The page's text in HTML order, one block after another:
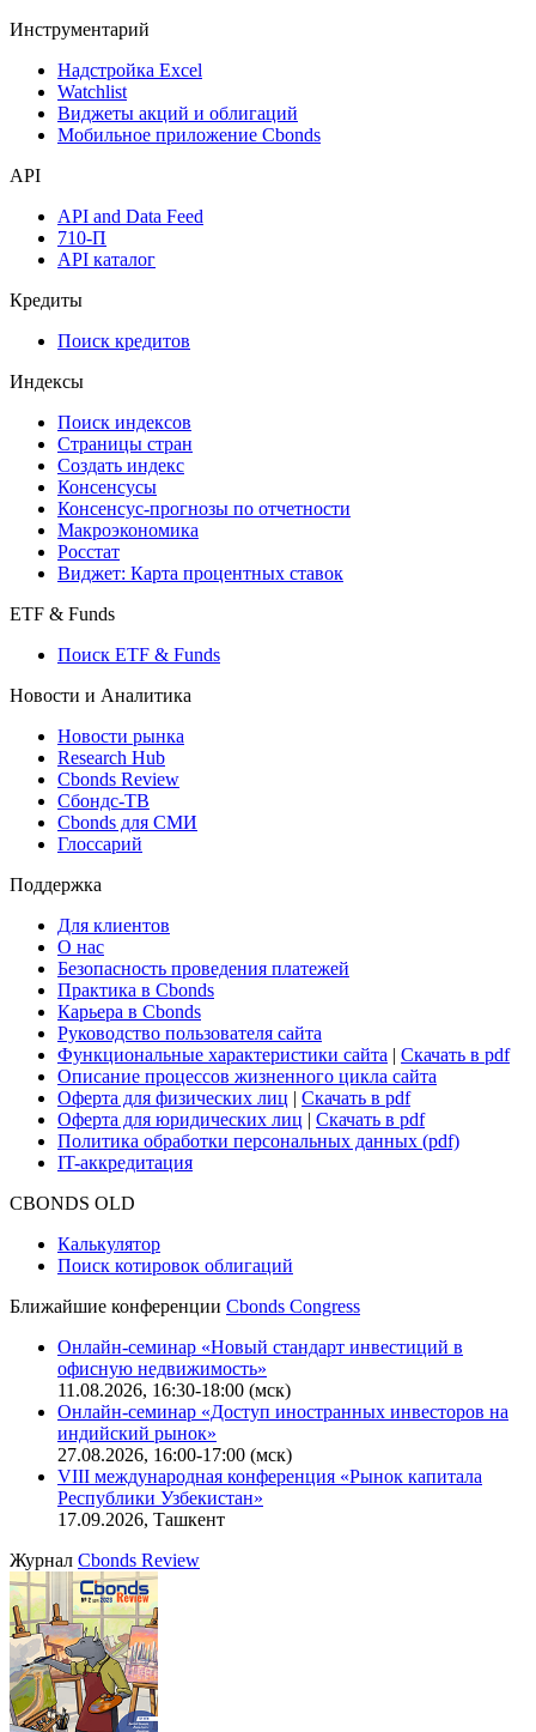
Инструментарий
Надстройка Excel
Watchlist
Виджеты акций и облигаций
Мобильное приложение Cbonds
API
API and Data Feed
710-П
API каталог
Кредиты
Поиск кредитов
Индексы
Поиск индексов
Страницы стран
Создать индекс
Консенсусы
Консенсус-прогнозы по отчетности
Макроэкономика
Росстат
Виджет: Карта процентных ставок
ETF & Funds
Поиск ETF & Funds
Новости и Аналитика
Новости рынка
Research Hub
Cbonds Review
Сбондс-ТВ
Cbonds для СМИ
Глоссарий
Поддержка
Для клиентов
О нас
Безопасность проведения платежей
Практика в Cbonds
Карьера в Cbonds
Руководство пользователя сайта
Функциональные характеристики сайта | Скачать в pdf
Описание процессов жизненного цикла сайта
Оферта для физических лиц | Скачать в pdf
Оферта для юридических лиц | Скачать в pdf
Политика обработки персональных данных (pdf)
IT-аккредитация
CBONDS OLD
Калькулятор
Поиск котировок облигаций
Ближайшие конференции Cbonds Congress
Онлайн-семинар «Новый стандарт инвестиций в
офисную недвижимость»
11.08.2026, 16:30-18:00 (мск)
Онлайн-семинар «Доступ иностранных инвесторов на
индийский рынок»
27.08.2026, 16:00-17:00 (мск)
VIII международная конференция «Рынок капитала
Республики Узбекистан»
17.09.2026, Ташкент
Журнал Cbonds Review